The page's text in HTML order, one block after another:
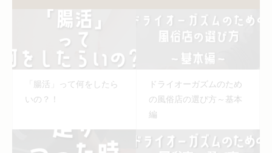
「腸活」って何をしたら
いの？！
ドライオーガズムのため
の風俗店の選び方～基本
編